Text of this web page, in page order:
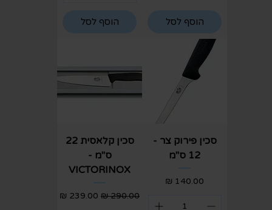
הוסף לסל הוסף לסל
סכין פירוק צר -
12 ס"מ
מחיר
סכין קלאסית 22
ס"מ -
VICTORINOX
מחיר רגיל מחיר מבצע